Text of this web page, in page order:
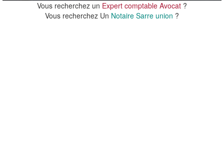
Vous recherchez un Expert comptable Avocat ?
Vous recherchez Un Notaire Sarre union ?